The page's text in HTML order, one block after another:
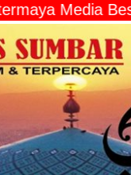
Media